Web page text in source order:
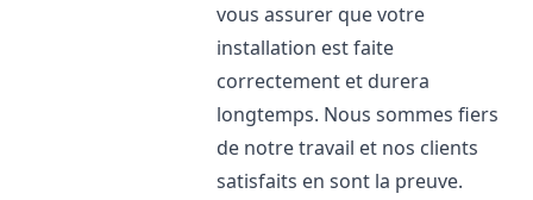
vous assurer que votre
installation est faite
correctement et durera
longtemps. Nous sommes fiers
de notre travail et nos clients
satisfaits en sont la preuve.